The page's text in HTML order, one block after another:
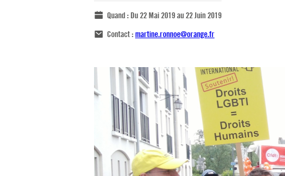
Quand :Du 22 Mai 2019 au 22 Juin 2019
Contact :martine.ronnoe@orange.fr